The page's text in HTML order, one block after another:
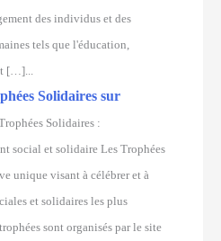
des individus et des
tels que l'éducation,
[…]...
Solidaires sur
Solidaires :
social et solidaire Les Trophées
unique visant à célébrer et à
et solidaires les plus
sont organisés par le site